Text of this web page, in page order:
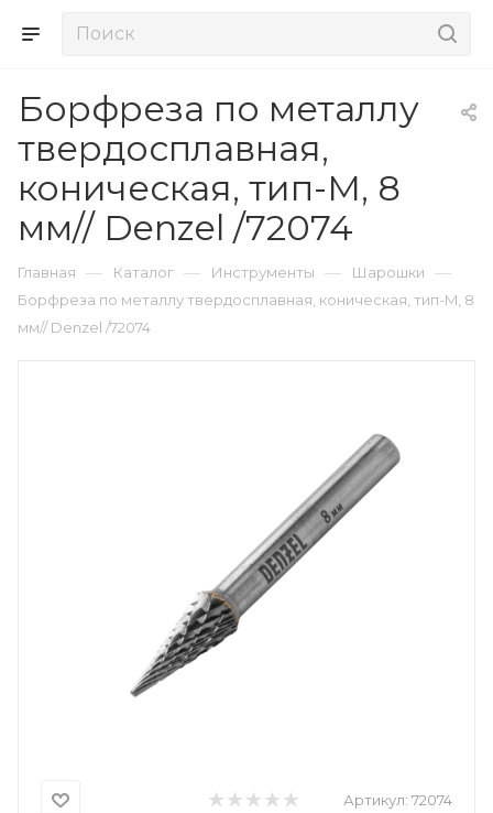
Борфреза по металлу
твердосплавная,
коническая, тип-M, 8
мм// Denzel /72074
Главная — Каталог — Инструменты — Шарошки —
Борфреза по металлу твердосплавная, коническая, тип-M, 8
мм// Denzel /72074
Артикул: 72074